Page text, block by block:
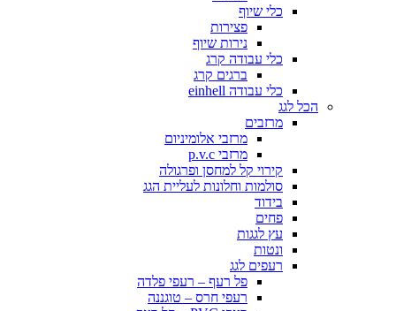
כלי שיוף
פצירות
נירות שיוף
כלי עבודה קרג
ברגים קרג
כלי עבודה einhell
הכל לגג
מרזבים
מרזבי אלומיניום
מרזבי p.v.c
קירוי קל למחסן ופרגולה
סולמות וחלונות לעליית הגג
בידוד
פחים
עץ לגגות
ונטות
רעפים לגג
פל רעף – רעפי פלדה
רעפי חרס – טוגננה